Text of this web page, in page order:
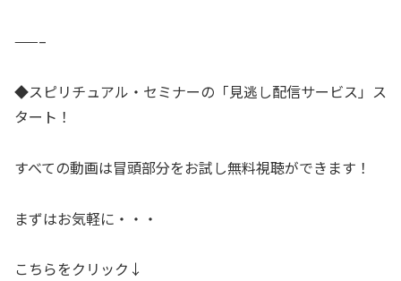
——–
◆スピリチュアル・セミナーの「見逃し配信サービス」ス
タート！
すべての動画は冒頭部分をお試し無料視聴ができます！
まずはお気軽に・・・
こちらをクリック↓